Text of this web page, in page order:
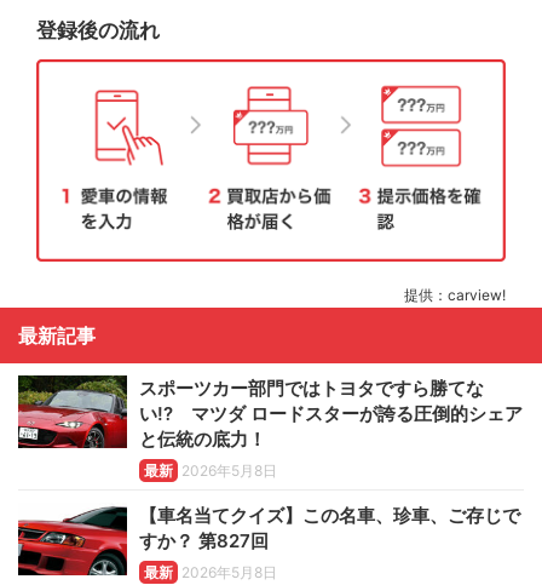
登録後の流れ
提供：carview!
最新記事
スポーツカー部門ではトヨタですら勝てな
い!? マツダ ロードスターが誇る圧倒的シェア
と伝統の底力！
最新 2026年5月8日
【車名当てクイズ】この名車、珍車、ご存じで
すか？ 第827回
最新 2026年5月8日